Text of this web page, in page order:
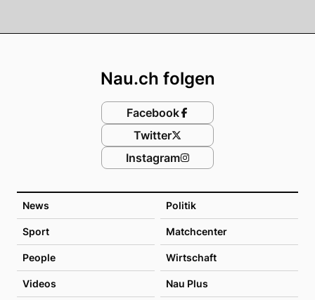
News Politik
Sport Matchcenter
People Wirtschaft
Videos Nau Plus
Nau.ch folgen
Facebook
Twitter
Instagram